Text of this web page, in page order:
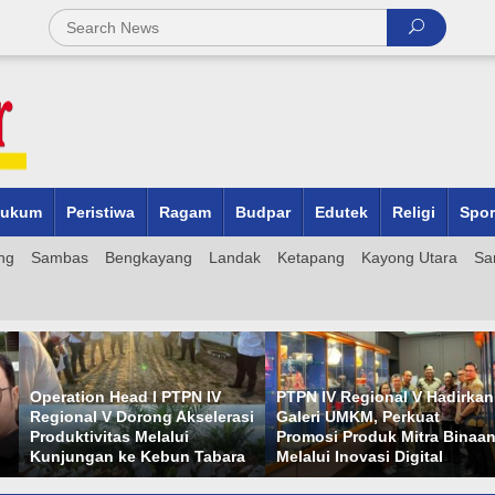
Peristiwa Ragam Budpar Edutek Religi
Sambas Bengkayang Landak Ketapang Kayong Utara
Operation Head I PTPN IV
Regional V Dorong Akselerasi
Produktivitas Melalui
Kunjungan ke Kebun Tabara
PTPN IV Regional V Hadirkan
Galeri UMKM, Perkuat
Promosi Produk Mitra Binaan
Melalui Inovasi Digital